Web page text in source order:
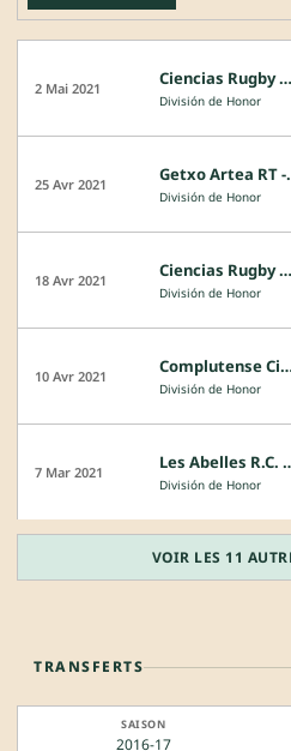
2 Mai 2021 Ciencias Rugby Sevilla - Senor Independiente Rugby
División de Honor
25 Avr 2021 Getxo
División de Honor
18 Avr 2021 Ciencias Rugby Sevilla - UE Santboiana
División de Honor
10 Avr 2021 Complutense Cisneros -
División de Honor
7 Mar 2021 Les Abelles
División de Honor
VOIR LES 11
TRANSFERTS
2016-17